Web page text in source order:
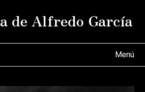
de Alfredo García
Menú